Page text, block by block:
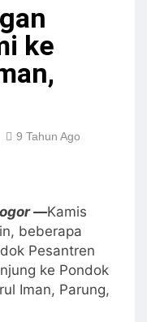
ke
9 Tahun Ago
—Kamis
beberapa
Pesantren
ke Pondok
Iman, Parung,